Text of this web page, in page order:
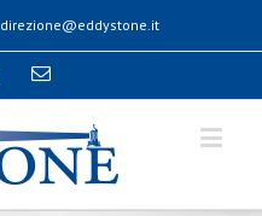
direzione@eddystone.it